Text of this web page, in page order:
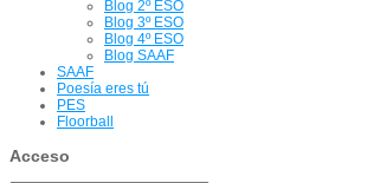
Blog 2º ESO
Blog 3º ESO
Blog 4º ESO
Blog SAAF
SAAF
Poesía eres tú
PES
Floorball
Acceso